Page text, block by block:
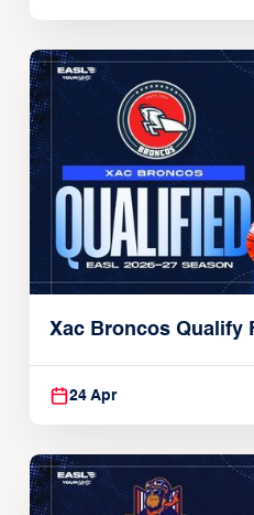
Xac Broncos Qualify
24 Apr